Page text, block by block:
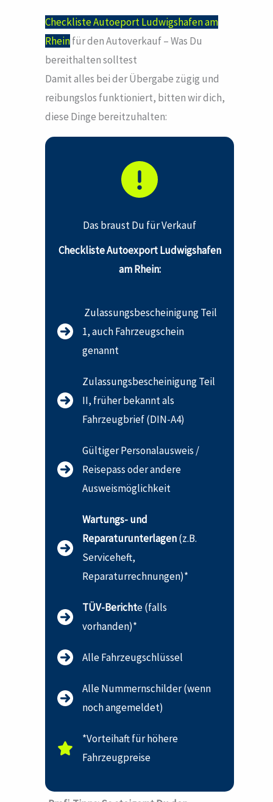
Checkliste Autoeport Ludwigshafen am
Rheinfür den Autoverkauf – Was Du
bereithalten solltest
Damit alles bei der Übergabe zügig und
reibungslos funktioniert, bitten wir dich,
diese Dinge bereitzuhalten:
Das braust Du für Verkauf
Checkliste Autoexport Ludwigshafen
am Rhein:
Zulassungsbescheinigung Teil
1, auch Fahrzeugschein
genannt
Zulassungsbescheinigung Teil
II, früher bekannt als
Fahrzeugbrief (DIN-A4)
Gültiger Personalausweis /
Reisepass oder andere
Ausweismöglichkeit
Wartungs- und
Reparaturunterlagen(z.B.
Serviceheft,
Reparaturrechnungen)*
TÜV-Berichte (falls
vorhanden)*
Alle Fahrzeugschlüssel
Alle Nummernschilder (wenn
noch angemeldet)
*Vorteihaft für höhere
Fahrzeugpreise